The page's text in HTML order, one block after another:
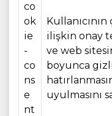
co
ok
ie
-
co
ns
e
nt
ilişkin onay
ve web
boyunca
uyulmasını